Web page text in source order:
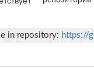
in repository: https://